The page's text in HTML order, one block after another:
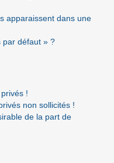
apparaissent dans une
par défaut » ?
!
non sollicités !
de la part de